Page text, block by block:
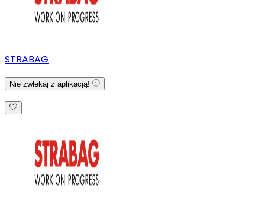
STRABAG
Nie zwlekaj z aplikacją!